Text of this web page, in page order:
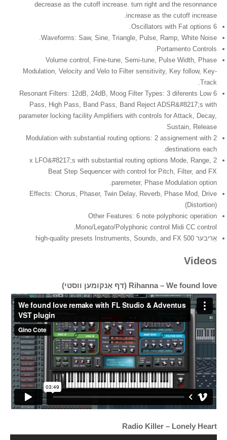
decrease as the cutoff increase. turn right and the resonnance
increase as the cutoff increase.
6 Oscillators with Fat options.
Waveforms: Saw, Sine, Triangle, Pulse, Ramp, White Noise.
Portamento Controls.
Volume control, Fine-tune, Semi-tune, Pulse Width, Phase
Modulation, Velocity and Velo to Filter sensitivity, Key follow, Key-
Track.
6 Resonant Filters: 12dB, 24dB, Moog Filter Types: 3 diferents Low
Pass, High Pass, Band Pass, Band Reject ADSR&#8217;s with
parameter locking facility Amplifiers with controls for Attack, Decay,
Sustain, Release
Modulation with substantial routing options: 2 assignement with 2
destinations each.
2 x LFO&#8217;s with substantial routing options Mode, Range,
Beat Step Sequencer with control for Pitch, Filter, and FX
paremeter, Phase Modulation option.
Effects: Chorus, Phaser, Twin Delay, Reverb, Phase Mod, Drive
(Distortion)
Other Features: 6 note polyphonic operation
Mono/Legato/Polyphonic control Midi CC control.
אַריבער 500 high-quality presets Instruments, Sounds, and FX
Videos
Rihanna – We found love (דף אָנקומען ווסטי)
Radio Killer – Lonely Heart